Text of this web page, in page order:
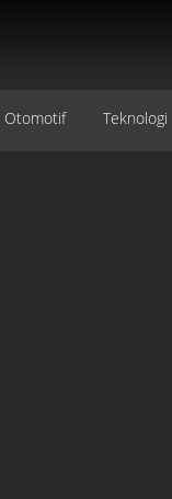
Otomotif Teknologi